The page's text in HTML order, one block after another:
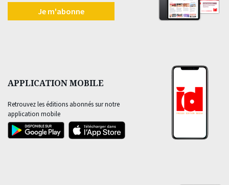
Je m'abonne
APPLICATION MOBILE
Retrouvez les éditions abonnés sur notre
application mobile